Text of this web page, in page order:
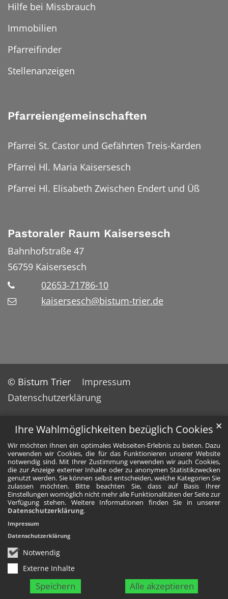
Ihre Wahlmöglichkeiten bezüglich Cookies
Wir möchten Ihnen ein optimales Webseiten-Erlebnis zu bieten. Dazu
verwenden wir Cookies, die für das Funktionieren unserer Website
notwendig sind. Mit Ihrer Zustimmung verwenden wir auch Cookies,
die zur Anzeige externer Inhalte oder zu anonymen Statistikzwecken
genutzt werden. Sie können selbst entscheiden, welche Kategorien Sie
zulassen möchten. Bitte beachten Sie, dass auf Basis Ihrer
Einstellungen womöglich nicht mehr alle Funktionalitäten der Seite zur
Verfügung stehen. Weitere Informationen finden Sie in unserer
Datenschutzerklärung.
Notwendig
Externe Inhalte
Speichern Alle akzeptieren
✕
Impressum
Datenschutzerklärung
Hilfe bei Missbrauch
Immobilien
Pfarreifinder
Stellenanzeigen
Pfarreiengemeinschaften
Pfarrei St. Castor und Gefährten Treis-Karden
Pfarrei Hl. Maria Kaisersesch
Pfarrei Hl. Elisabeth Zwischen Endert und Üß
Pastoraler Raum Kaisersesch
Bahnhofstraße 47
56759 Kaisersesch
02653-71786-10
kaisersesch@bistum-trier.de
© Bistum Trier
Impressum
Datenschutzerklärung